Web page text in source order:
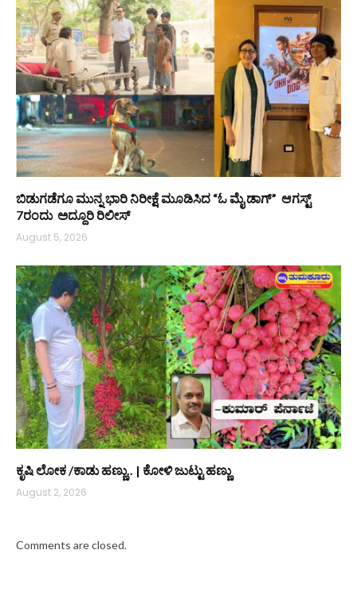
ಬಿಡುಗಡೆಗೂ ಮುನ್ನ ಭಾರಿ ನಿರೀಕ್ಷೆ ಮೂಡಿಸಿದ “ಓ ಮೈ ಡಾಗ್” ಆಗಸ್ಟ್
7ರಂದು ಅದ್ದೂರಿ ರಿಲೀಸ್
August 5, 2026
ಕೃಷಿ ಲೋಕ /ಕಾಡು ಹಣ್ಣು.. | ಕೋಳಿ ಜುಟ್ಟು ಹಣ್ಣು
August 2, 2026
Comments are closed.